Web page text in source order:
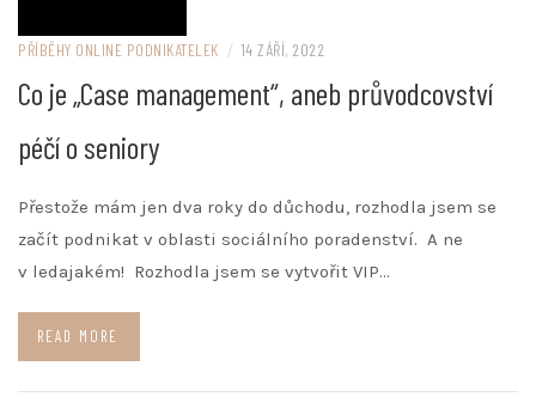
PŘÍBĚHY ONLINE PODNIKATELEK / 14 ZÁŘÍ, 2022
Co je „Case management“, aneb průvodcovství
péčí o seniory
Přestože mám jen dva roky do důchodu, rozhodla jsem se
začít podnikat v oblasti sociálního poradenství. A ne
v ledajakém! Rozhodla jsem se vytvořit VIP…
READ MORE